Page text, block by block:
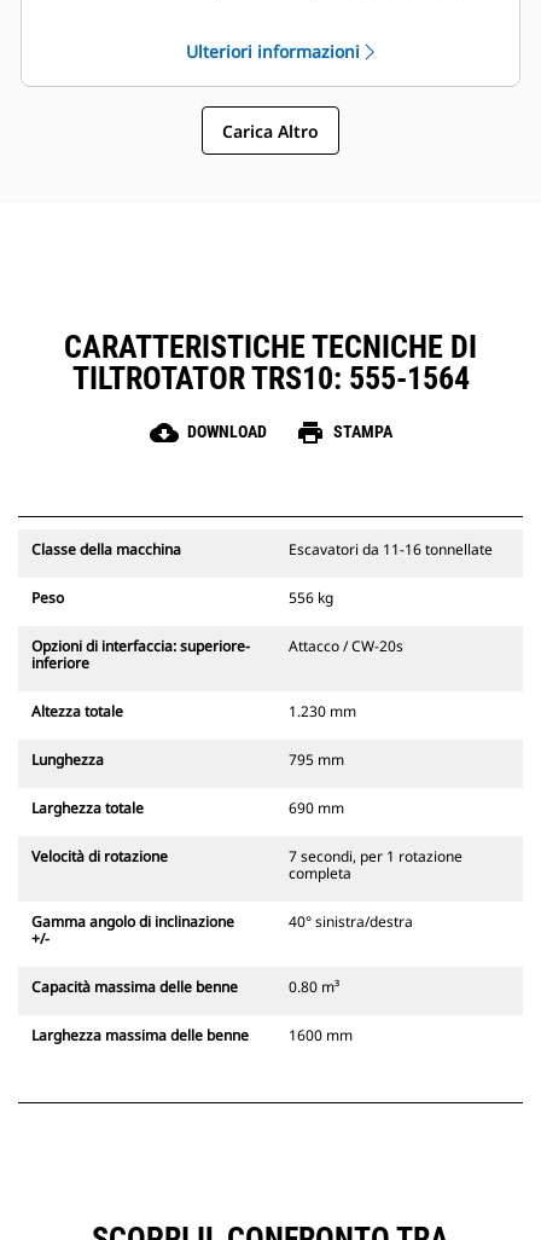
Il sistema di lubrificazione ha un
punto di ingrassaggio, collegabile
all'ingrassaggio della macchina
Il sistema di controllo innovativo
dispone di quattro impostazioni
Ulteriori informazioni
Carica Altro
CARATTERISTICHE TECNICHE DI
TILTROTATOR TRS10: 555-1564
cloud_download DOWNLOAD print STAMPA
Classe della macchina Escavatori da 11-16 tonnellate
Peso 556 kg
Opzioni di interfaccia: superiore-
inferiore
Attacco / CW-20s
Altezza totale 1.230 mm
Lunghezza 795 mm
Larghezza totale 690 mm
Velocità di rotazione
7 secondi, per 1 rotazione
completa
Gamma angolo di inclinazione
+/-
40° sinistra/destra
Capacità massima delle benne 0.80 m³
Larghezza massima delle benne 1600 mm